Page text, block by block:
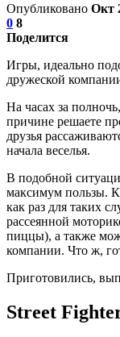
Опубликовано Окт
0 8
Поделится
Игры, идеально
дружеской
На часах за
причине решаете
друзья
начала веселья.
В подобной
максимум пользы.
как раз для таких
рассеянной
пиццы), а также
компании. Что ж,
Приготовились,
Street